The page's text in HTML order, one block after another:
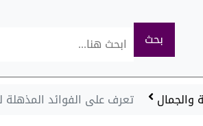
والجمال تعرف على الفوائد المذهلة